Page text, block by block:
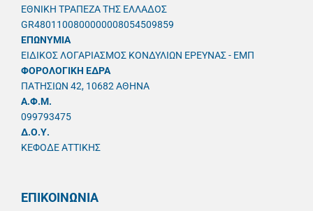
ΕΘΝΙΚΗ ΤΡΑΠΕΖΑ ΤΗΣ ΕΛΛΑΔΟΣ
GR4801100800000008054509859
ΕΠΩΝΥΜΙΑ
ΕΙΔΙΚΟΣ ΛΟΓΑΡΙΑΣΜΟΣ ΚΟΝΔΥΛΙΩΝ ΕΡΕΥΝΑΣ - ΕΜΠ
ΦΟΡΟΛΟΓΙΚΗ ΕΔΡΑ
ΠΑΤΗΣΙΩΝ 42, 10682 ΑΘΗΝΑ
A.Φ.Μ.
099793475
Δ.Ο.Υ.
ΚΕΦΟΔΕ ΑΤΤΙΚΗΣ
ΕΠΙΚΟΙΝΩΝΙΑ